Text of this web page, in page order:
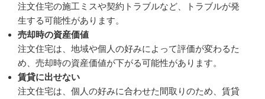
注文住宅の施工ミスや契約トラブルなど、トラブルが発
生する可能性があります。
売却時の資産価値
注文住宅は、地域や個人の好みによって評価が変わるた
め、売却時の資産価値が下がる可能性があります。
賃貸に出せない
注文住宅は、個人の好みに合わせた間取りのため、賃貸